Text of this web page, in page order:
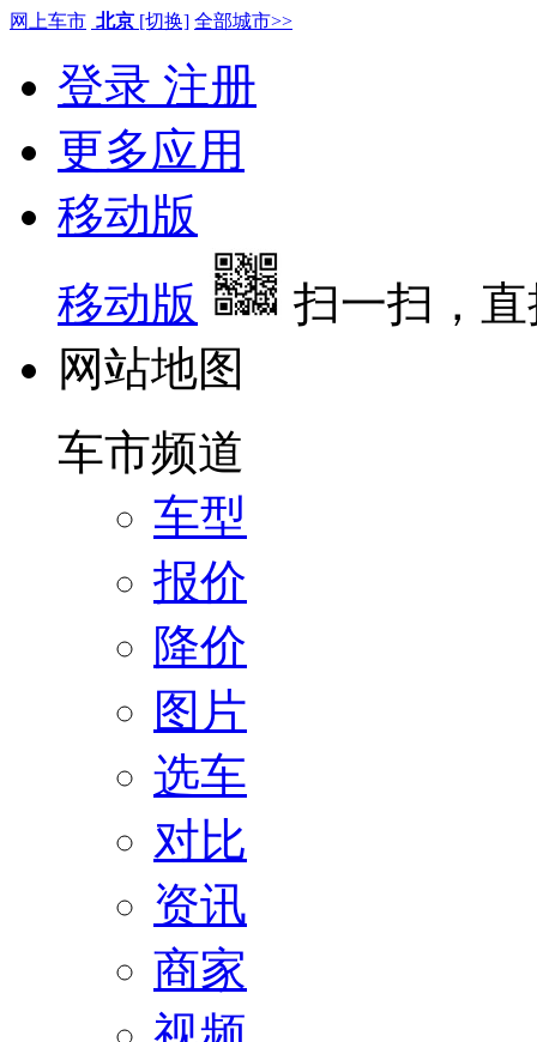
网上车市 北京 [切换] 全部城市>>
登录 注册
更多应用
移动版
移动版
扫一扫，
网站地图
车市频道
车型
报价
降价
图片
选车
对比
资讯
商家